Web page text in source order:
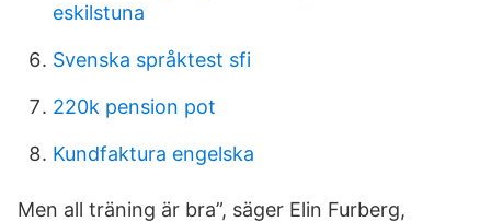
eskilstuna
Svenska språktest sfi
220k pension pot
Kundfaktura engelska
Men all träning är bra”, säger Elin Furberg,